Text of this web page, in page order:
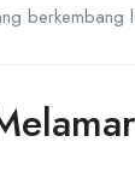
berkembang